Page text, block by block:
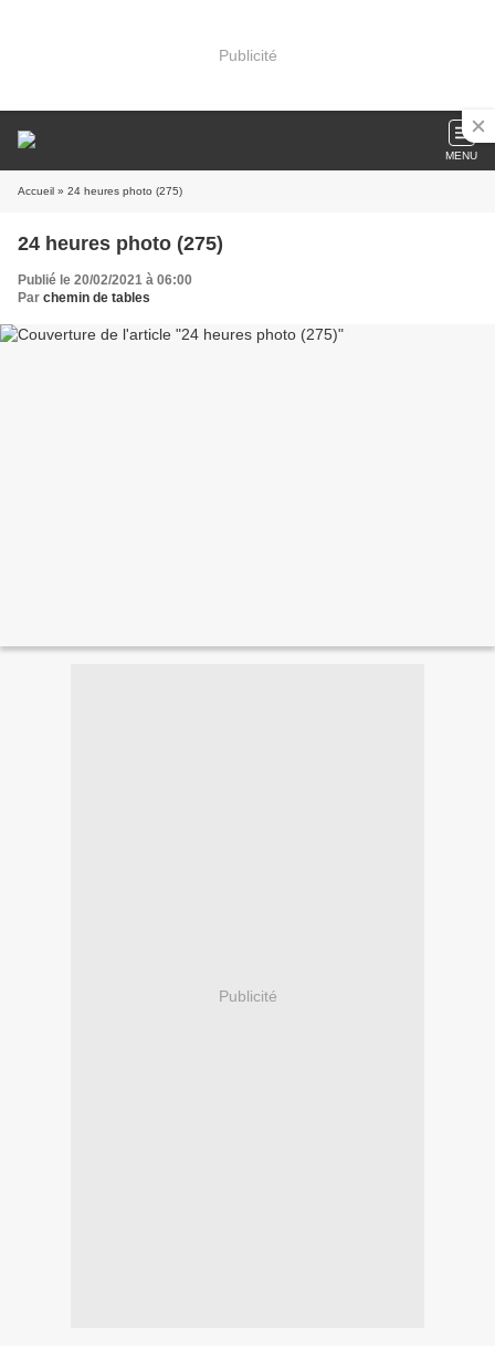
Publicité
MENU
Accueil » 24 heures photo (275)
24 heures photo (275)
Publié le 20/02/2021 à 06:00
Par chemin de tables
Publicité